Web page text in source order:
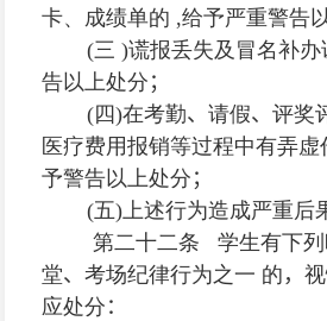
卡、成绩单的 ,给予严重警告
(三 )谎报丢失及冒名补办
告以上处分 ；
(四)在考勤、 请假、 评奖
医疗费用报销等过程中有弄虚
予警告以上处分 ；
(五)上述行为造成严重后
第二十二条 学生有下
堂、考场纪律行为之一 的 ，
应处分 ：